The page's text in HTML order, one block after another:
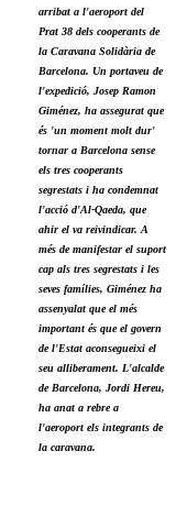
arribat a l'aeroport del
Prat 38 dels cooperants de
la Caravana Solidària de
Barcelona. Un portaveu de
l'expedició, Josep Ramon
Giménez, ha assegurat que
és 'un moment molt dur'
tornar a Barcelona sense
els tres cooperants
segrestats i ha condemnat
l'acció d'Al-Qaeda, que
ahir el va reivindicar. A
més de manifestar el suport
cap als tres segrestats i les
seves famílies, Giménez ha
assenyalat que el més
important és que el govern
de l'Estat aconsegueixi el
seu alliberament. L'alcalde
de Barcelona, Jordi Hereu,
ha anat a rebre a
l'aeroport els integrants de
la caravana.